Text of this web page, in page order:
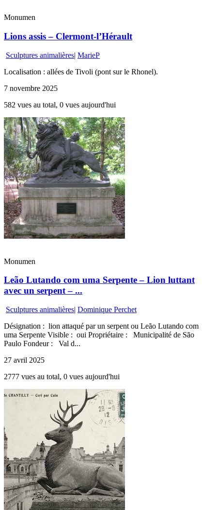
Monumen
Lions assis – Clermont-l’Hérault
Sculptures animalières| MarieP
Localisation : allées de Tivoli (pont sur le Rhonel).
7 novembre 2025
582 vues au total, 0 vues aujourd'hui
Monumen
Leão Lutando com uma Serpente – Lion luttant
avec un serpent – ...
Sculptures animalières| Dominique Perchet
Désignation : lion attaqué par un serpent ou Leão Lutando com
uma Serpente Visible : oui Propriétaire : Municipalité de São
Paulo Fondeur : Val d...
27 avril 2025
2777 vues au total, 0 vues aujourd'hui